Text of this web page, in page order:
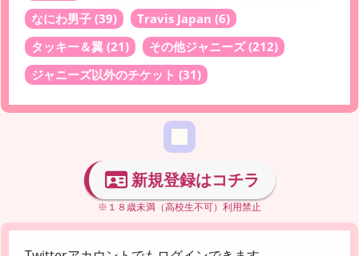
なにわ男子 (39) Travis Japan (6)
タッキー＆翼 (21) その他ジャニーズ(212)
ジャニーズ以外のチケット (31)
新規登録はコチラ
※１８歳未満（高校生不可）利用禁止